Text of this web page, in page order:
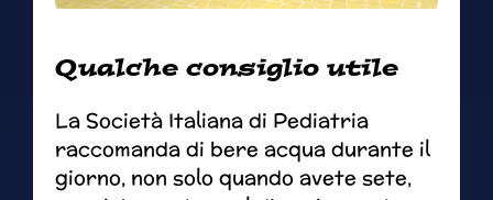
Qualche consiglio utile
La Società Italiana di Pediatria
raccomanda di bere acqua durante il
giorno, non solo quando avete sete,